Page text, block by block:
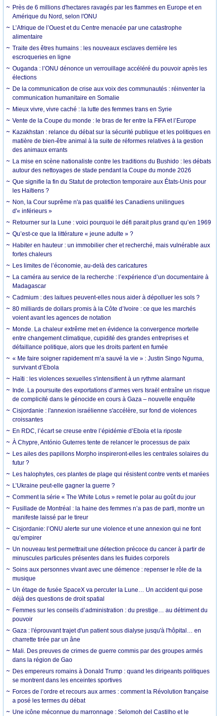
Près de 6 millions d'hectares ravagés par les flammes en Europe et en
Amérique du Nord, selon l'ONU
L’Afrique de l’Ouest et du Centre menacée par une catastrophe
alimentaire
Traite des êtres humains : les nouveaux esclaves derrière les
escroqueries en ligne
Ouganda : l’ONU dénonce un verrouillage accéléré du pouvoir après les
élections
De la communication de crise aux voix des communautés : réinventer la
communication humanitaire en Somalie
Mieux vivre, vivre caché : la lutte des femmes trans en Syrie
Vente de la Coupe du monde : le bras de fer entre la FIFA et l’Europe
Kazakhstan : relance du débat sur la sécurité publique et les politiques en
matière de bien-être animal à la suite de réformes relatives à la gestion
des animaux errants
La mise en scène nationaliste contre les traditions du Bushido : les débats
autour des nettoyages de stade pendant la Coupe du monde 2026
Que signifie la fin du Statut de protection temporaire aux États-Unis pour
les Haïtiens ?
Non, la Cour suprême n'a pas qualifié les Canadiens unilingues
d'« inférieurs »
Retourner sur la Lune : voici pourquoi le défi parait plus grand qu’en 1969
Qu’est-ce que la littérature « jeune adulte » ?
Habiter en hauteur : un immobilier cher et recherché, mais vulnérable aux
fortes chaleurs
Les limites de l’économie, au-delà des caricatures
La caméra au service de la recherche : l’expérience d’un documentaire à
Madagascar
Cadmium : des laitues peuvent-elles nous aider à dépolluer les sols ?
80 milliards de dollars promis à la Côte d’Ivoire : ce que les marchés
voient avant les agences de notation
Monde. La chaleur extrême met en évidence la convergence mortelle
entre changement climatique, cupidité des grandes entreprises et
défaillance politique, alors que les droits partent en fumée
« Me faire soigner rapidement m’a sauvé la vie » : Justin Singo Nguma,
survivant d’Ebola
Haïti : les violences sexuelles s'intensifient à un rythme alarmant
Inde. La poursuite des exportations d’armes vers Israël entraîne un risque
de complicité dans le génocide en cours à Gaza – nouvelle enquête
Cisjordanie : l'annexion israélienne s'accélère, sur fond de violences
croissantes
En RDC, l’écart se creuse entre l’épidémie d’Ebola et la riposte
À Chypre, António Guterres tente de relancer le processus de paix
Les ailes des papillons Morpho inspireront-elles les centrales solaires du
futur ?
Les halophytes, ces plantes de plage qui résistent contre vents et marées
L’Ukraine peut-elle gagner la guerre ?
Comment la série « The White Lotus » remet le polar au goût du jour
Fusillade de Montréal : la haine des femmes n’a pas de parti, montre un
manifeste laissé par le tireur
Cisjordanie: l’ONU alerte sur une violence et une annexion qui ne font
qu’empirer
Un nouveau test permettrait une détection précoce du cancer à partir de
minuscules particules présentes dans les fluides corporels
Soins aux personnes vivant avec une démence : repenser le rôle de la
musique
Un étage de fusée SpaceX va percuter la Lune… Un accident qui pose
déjà des questions de droit spatial
Femmes sur les conseils d’administration : du prestige… au détriment du
pouvoir
Gaza : l'éprouvant trajet d'un patient sous dialyse jusqu'à l'hôpital… en
charrette tirée par un âne
Mali. Des preuves de crimes de guerre commis par des groupes armés
dans la région de Gao
Des empereurs romains à Donald Trump : quand les dirigeants politiques
se montrent dans les enceintes sportives
Forces de l’ordre et recours aux armes : comment la Révolution française
a posé les termes du débat
Une icône méconnue du marronnage : Selomoh del Castilho et le